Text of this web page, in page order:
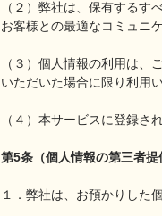
（２）弊社は、保有する
お客様との最適なコミュニ
（３）個人情報の利用は
いただいた場合に限り利用
（４）本サービスに登録さ
第5条（個人情報の第三者提
１．弊社は、お預かりした